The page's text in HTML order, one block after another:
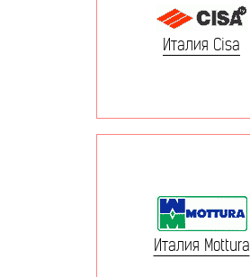
Италия Cisa
Италия Mottura